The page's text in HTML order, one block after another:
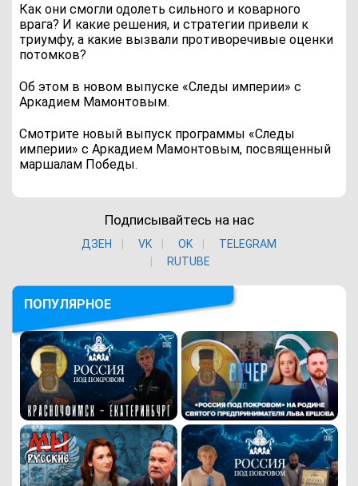
Как они смогли одолеть сильного и коварного
врага? И какие решения, и стратегии привели к
триумфу, а какие вызвали противоречивые оценки
потомков?
Об этом в новом выпуске «Следы империи» с
Аркадием Мамонтовым.
Смотрите новый выпуск программы «Следы
империи» с Аркадием Мамонтовым, посвященный
маршалам Победы.
Подписывайтесь на нас
ДЗЕН VK ОK
TELEGRAM
RUTUBE
ПОПУЛЯРНОЕ